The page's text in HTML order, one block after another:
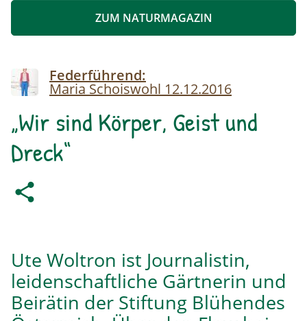
ZUM NATURMAGAZIN
ImageFederführend:
Maria Schoiswohl 12.12.2016
„Wir sind Körper, Geist und
Dreck“
Ute Woltron ist Journalistin,
leidenschaftliche Gärtnerin und
Beirätin der Stiftung Blühendes